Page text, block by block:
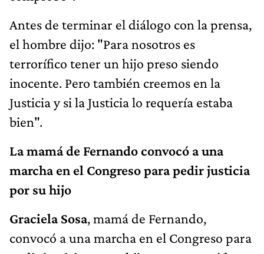
Antes de terminar el diálogo con la prensa,
el hombre dijo: "Para nosotros es
terrorífico tener un hijo preso siendo
inocente. Pero también creemos en la
Justicia y si la Justicia lo requería estaba
bien".
La mamá de Fernando convocó a una
marcha en el Congreso para pedir justicia
por su hijo
Graciela Sosa, mamá de Fernando,
convocó a una marcha en el Congreso para